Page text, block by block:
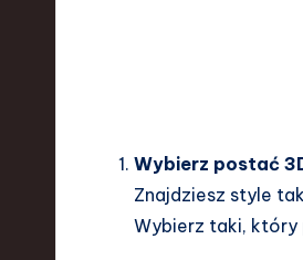
Wybierz postać
Znajdziesz style
Wybierz taki, który